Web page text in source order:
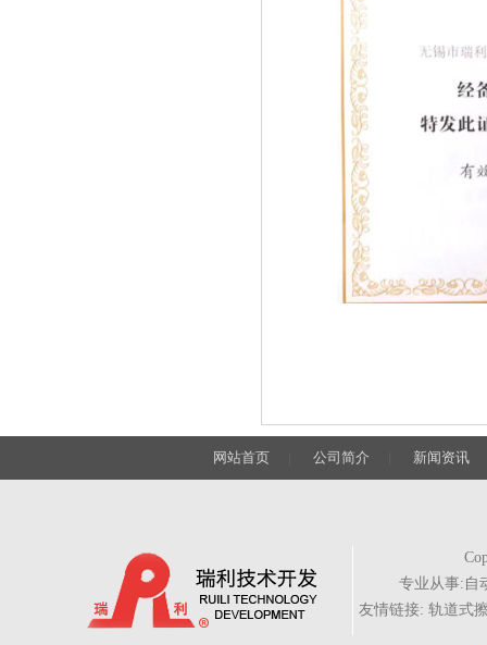
网站首页 公司简介 新闻资讯
专业从事: 自
友情链接:轨道式